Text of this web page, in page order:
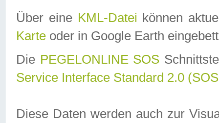
Über eine KML-Datei können
Karte oder in Google Earth
Die PEGELONLINE SOS
Service Interface Standard 2.0
Diese Daten werden auch zur